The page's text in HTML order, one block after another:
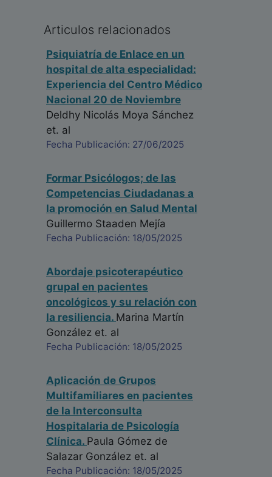
Articulos relacionados
Psiquiatría de Enlace en un
hospital de alta especialidad:
Experiencia del Centro Médico
Nacional 20 de Noviembre
Deldhy Nicolás Moya Sánchez
et. al
Fecha Publicación: 27/06/2025
Formar Psicólogos; de las
Competencias Ciudadanas a
la promoción en Salud Mental
Guillermo Staaden Mejía
Fecha Publicación: 18/05/2025
Abordaje psicoterapéutico
grupal en pacientes
oncológicos y su relación con
la resiliencia. Marina Martín
González et. al
Fecha Publicación: 18/05/2025
Aplicación de Grupos
Multifamiliares en pacientes
de la Interconsulta
Hospitalaria de Psicología
Clínica. Paula Gómez de
Salazar González et. al
Fecha Publicación: 18/05/2025